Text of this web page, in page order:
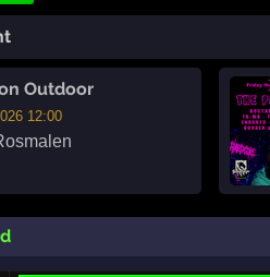
Outdoor
12:00